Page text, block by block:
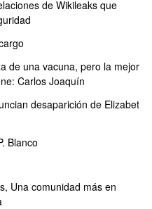
de Wikileaks que
de una vacuna, pero la mejor
Carlos Joaquín
desaparición de Elizabet
Blanco
Una comunidad más en